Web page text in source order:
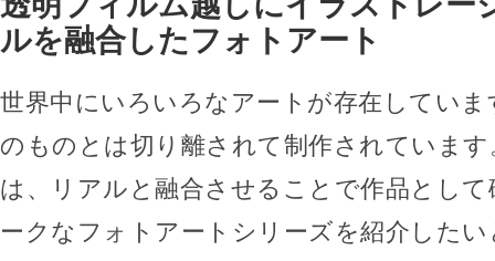
ルを融合したフォトアート
世界中にいろいろなアートが存在してい
のものとは切り離されて制作されていま
は、リアルと融合させることで作品とし
ークなフォトアートシリーズを紹介した